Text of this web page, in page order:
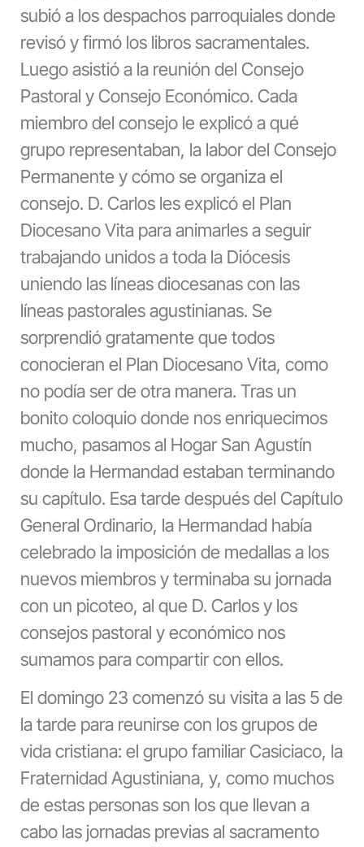
subió a los despachos parroquiales donde
revisó y firmó los libros sacramentales.
Luego asistió a la reunión del Consejo
Pastoral y Consejo Económico. Cada
miembro del consejo le explicó a qué
grupo representaban, la labor del Consejo
Permanente y cómo se organiza el
consejo. D. Carlos les explicó el Plan
Diocesano Vita para animarles a seguir
trabajando unidos a toda la Diócesis
uniendo las líneas diocesanas con las
líneas pastorales agustinianas. Se
sorprendió gratamente que todos
conocieran el Plan Diocesano Vita, como
no podía ser de otra manera. Tras un
bonito coloquio donde nos enriquecimos
mucho, pasamos al Hogar San Agustín
donde la Hermandad estaban terminando
su capítulo. Esa tarde después del Capítulo
General Ordinario, la Hermandad había
celebrado la imposición de medallas a los
nuevos miembros y terminaba su jornada
con un picoteo, al que D. Carlos y los
consejos pastoral y económico nos
sumamos para compartir con ellos.
El domingo 23 comenzó su visita a las 5 de
la tarde para reunirse con los grupos de
vida cristiana: el grupo familiar Casiciaco, la
Fraternidad Agustiniana, y, como muchos
de estas personas son los que llevan a
cabo las jornadas previas al sacramento